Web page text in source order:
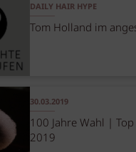
DAILY HAIR HYPE
Tom Holland im
30.03.2019
100 Jahre Wahl |
2019